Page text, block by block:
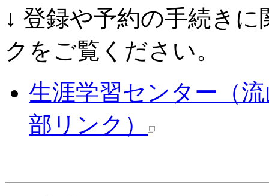
↓ 登録や予約の手続き
クをご覧ください。
生涯学習センター（
部リンク）